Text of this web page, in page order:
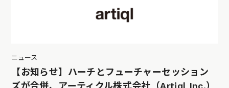
ニュース
【お知らせ】ハーチとフューチャーセッション
ズが合併、アーティクル株式会社（Artiql Inc.）